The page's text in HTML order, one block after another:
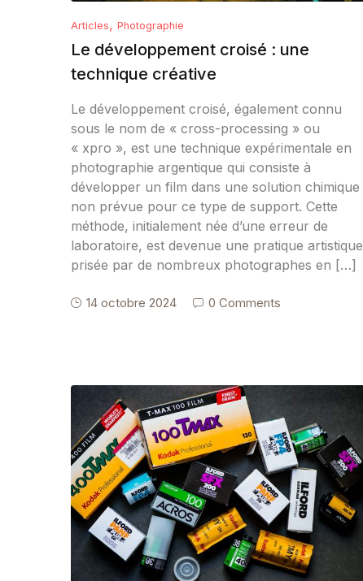
Articles, Photographie
Le développement croisé : une
technique créative
Le développement croisé, également connu
sous le nom de « cross-processing » ou
« xpro », est une technique expérimentale en
photographie argentique qui consiste à
développer un film dans une solution chimique
non prévue pour ce type de support. Cette
méthode, initialement née d’une erreur de
laboratoire, est devenue une pratique artistique
prisée par de nombreux photographes en […]
14 octobre 2024 0 Comments